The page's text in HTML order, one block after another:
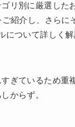
リ別に厳選した
紹介し、さらに
について詳しく
ぎているため重
からず。